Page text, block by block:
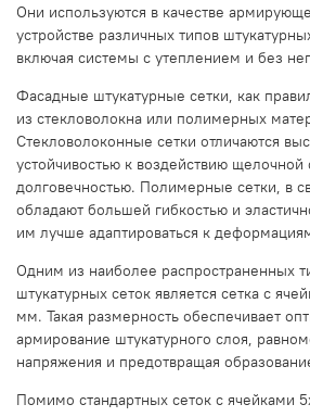
Они используются в качестве
устройстве различных типов
включая системы с утеплением и без
Фасадные штукатурные сетки, как
из стекловолокна или полимерных
Стекловолоконные сетки отличаются
устойчивостью к воздействию щелочной
долговечностью. Полимерные сетки, в
обладают большей гибкостью и
им лучше адаптироваться к
Одним из наиболее распространенных
штукатурных сеток является сетка с
мм. Такая размерность обеспечивает
армирование штукатурного слоя,
напряжения и предотвращая
Помимо стандартных сеток с ячейками